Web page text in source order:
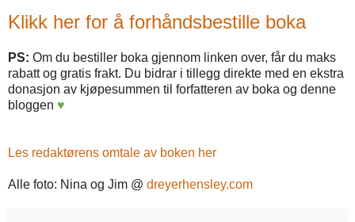
Klikk her for å forhåndsbestille boka
PS: Om du bestiller boka gjennom linken over, får du maks
rabatt og gratis frakt. Du bidrar i tillegg direkte med en ekstra
donasjon av kjøpesummen til forfatteren av boka og denne
bloggen ♥
Les redaktørens omtale av boken her
Alle foto: Nina og Jim @ dreyerhensley.com